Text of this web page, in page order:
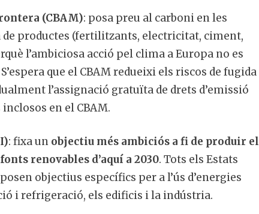
(CBAM): posa preu al carboni en les
productes (fertilitzants, electricitat, ciment,
l’ambiciosa acció pel clima a Europa no es
que el CBAM redueixi els riscos de fugida
l’assignació gratuïta de drets d’emissió
inclosos en el CBAM.
: fixa un objectiu més ambiciós a fi de produir el
renovables d’aquí a 2030. Tots els Estats
objectius específics per a l’ús d’energies
i refrigeració, els edificis i la indústria.